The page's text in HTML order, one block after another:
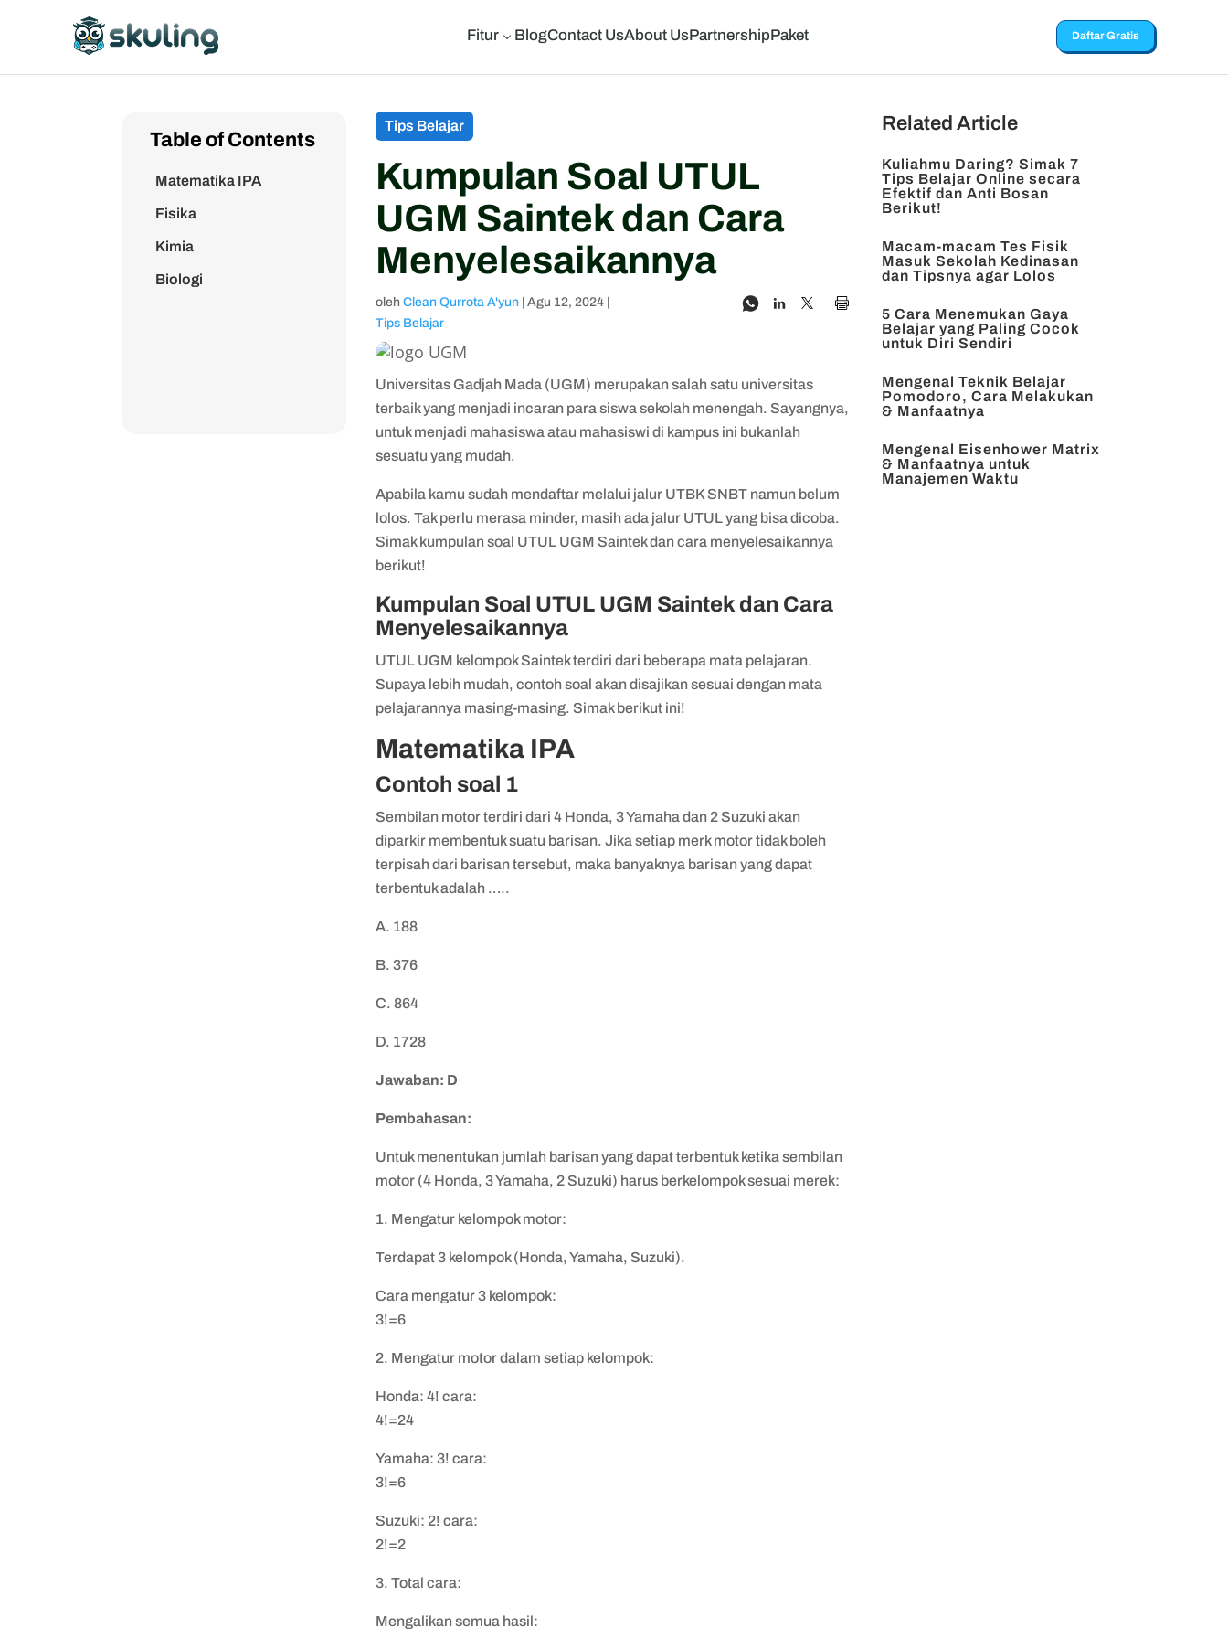
Fitur3 BlogContact UsAbout UsPartnershipPaket Daftar Gratis
Table of Contents
Matematika IPA
Fisika
Kimia
Biologi
Tips Belajar
Kumpulan Soal UTUL
UGM Saintek dan Cara
Menyelesaikannya
olehClean Qurrota A'yun |Agu 12, 2024
Tips Belajar
Universitas Gadjah Mada (UGM) merupakan salah satu universitas
terbaik yang menjadi incaran para siswa sekolah menengah. Sayangnya,
untuk menjadi mahasiswa atau mahasiswi di kampus ini bukanlah
sesuatu yang mudah.
Apabila kamu sudah mendaftar melalui jalur UTBK SNBT namun belum
lolos. Tak perlu merasa minder, masih ada jalur UTUL yang bisa dicoba.
Simak kumpulan soal UTUL UGM Saintek dan cara menyelesaikannya
berikut!
Kumpulan Soal UTUL UGM Saintek dan Cara
Menyelesaikannya
UTUL UGM kelompok Saintek terdiri dari beberapa mata pelajaran.
Supaya lebih mudah, contoh soal akan disajikan sesuai dengan mata
pelajarannya masing-masing. Simak berikut ini!
Matematika IPA
Contoh soal 1
Sembilan motor terdiri dari 4 Honda, 3 Yamaha dan 2 Suzuki akan
diparkir membentuk suatu barisan. Jika setiap merk motor tidak boleh
terpisah dari barisan tersebut, maka banyaknya barisan yang dapat
terbentuk adalah …..
A. 188
B. 376
C. 864
D. 1728
Jawaban: D
Pembahasan:
​​Untuk menentukan jumlah barisan yang dapat terbentuk ketika sembilan
motor (4 Honda, 3 Yamaha, 2 Suzuki) harus berkelompok sesuai merek:
1. Mengatur kelompok motor:
Terdapat 3 kelompok (Honda, Yamaha, Suzuki).
Cara mengatur 3 kelompok:
3!=6
2. Mengatur motor dalam setiap kelompok:
Honda: 4! cara:
4!=24
Yamaha: 3! cara:
3!=6
Suzuki: 2! cara:
2!=2
3. Total cara:
Mengalikan semua hasil:
Related Article
Kuliahmu Daring? Simak 7
Tips Belajar Online secara
Efektif dan Anti Bosan
Berikut!
Macam-macam Tes Fisik
Masuk Sekolah Kedinasan
dan Tipsnya agar Lolos
5 Cara Menemukan Gaya
Belajar yang Paling Cocok
untuk Diri Sendiri
Mengenal Teknik Belajar
Pomodoro, Cara Melakukan
& Manfaatnya
Mengenal Eisenhower Matrix
& Manfaatnya untuk
Manajemen Waktu